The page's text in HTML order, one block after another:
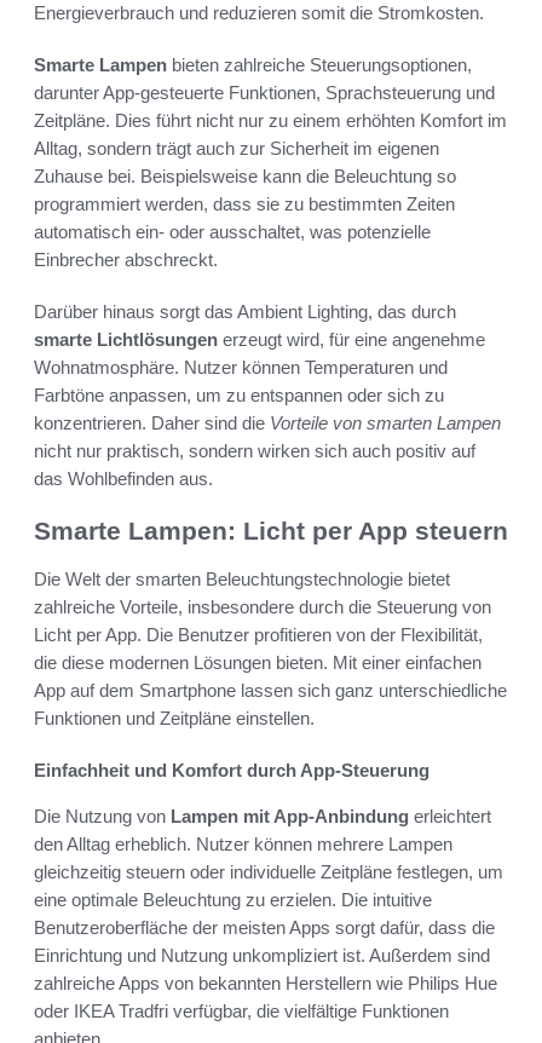
Energieverbrauch und reduzieren somit die Stromkosten.
Smarte Lampen bieten zahlreiche Steuerungsoptionen,
darunter App-gesteuerte Funktionen, Sprachsteuerung und
Zeitpläne. Dies führt nicht nur zu einem erhöhten Komfort im
Alltag, sondern trägt auch zur Sicherheit im eigenen
Zuhause bei. Beispielsweise kann die Beleuchtung so
programmiert werden, dass sie zu bestimmten Zeiten
automatisch ein- oder ausschaltet, was potenzielle
Einbrecher abschreckt.
Darüber hinaus sorgt das Ambient Lighting, das durch
smarte Lichtlösungen erzeugt wird, für eine angenehme
Wohnatmosphäre. Nutzer können Temperaturen und
Farbtöne anpassen, um zu entspannen oder sich zu
konzentrieren. Daher sind die Vorteile von smarten Lampen
nicht nur praktisch, sondern wirken sich auch positiv auf
das Wohlbefinden aus.
Smarte Lampen: Licht per App steuern
Die Welt der smarten Beleuchtungstechnologie bietet
zahlreiche Vorteile, insbesondere durch die Steuerung von
Licht per App. Die Benutzer profitieren von der Flexibilität,
die diese modernen Lösungen bieten. Mit einer einfachen
App auf dem Smartphone lassen sich ganz unterschiedliche
Funktionen und Zeitpläne einstellen.
Einfachheit und Komfort durch App-Steuerung
Die Nutzung von Lampen mit App-Anbindung erleichtert
den Alltag erheblich. Nutzer können mehrere Lampen
gleichzeitig steuern oder individuelle Zeitpläne festlegen, um
eine optimale Beleuchtung zu erzielen. Die intuitive
Benutzeroberfläche der meisten Apps sorgt dafür, dass die
Einrichtung und Nutzung unkompliziert ist. Außerdem sind
zahlreiche Apps von bekannten Herstellern wie Philips Hue
oder IKEA Tradfri verfügbar, die vielfältige Funktionen
anbieten.